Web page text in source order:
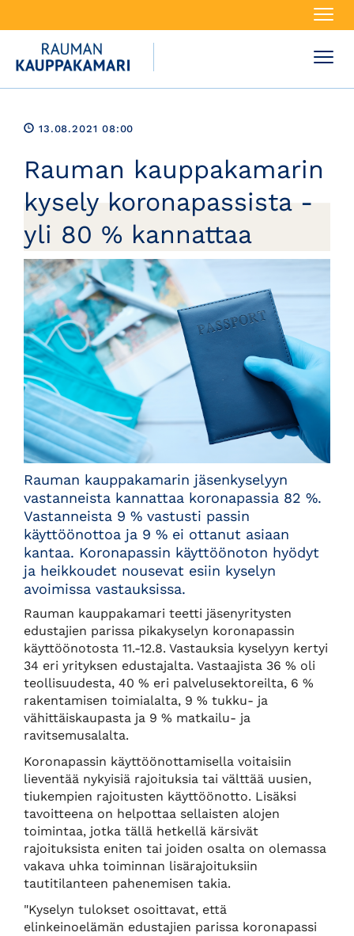
13.08.2021 08:00
Rauman kauppakamarin
kysely koronapassista -
yli 80 % kannattaa
Rauman kauppakamarin jäsenkyselyyn
vastanneista kannattaa koronapassia 82 %.
Vastanneista 9 % vastusti passin
käyttöönottoa ja 9 % ei ottanut asiaan
kantaa. Koronapassin käyttöönoton hyödyt
ja heikkoudet nousevat esiin kyselyn
avoimissa vastauksissa.
Rauman kauppakamari teetti jäsenyritysten
edustajien parissa pikakyselyn koronapassin
käyttöönotosta 11.-12.8. Vastauksia kyselyyn kertyi
34 eri yrityksen edustajalta. Vastaajista 36 % oli
teollisuudesta, 40 % eri palvelusektoreilta, 6 %
rakentamisen toimialalta, 9 % tukku- ja
vähittäiskaupasta ja 9 % matkailu- ja
ravitsemusalalta.
Koronapassin käyttöönottamisella voitaisiin
lieventää nykyisiä rajoituksia tai välttää uusien,
tiukempien rajoitusten käyttöönotto. Lisäksi
tavoitteena on helpottaa sellaisten alojen
toimintaa, jotka tällä hetkellä kärsivät
rajoituksista eniten tai joiden osalta on olemassa
vakava uhka toiminnan lisärajoituksiin
tautitilanteen pahenemisen takia.
"Kyselyn tulokset osoittavat, että
elinkeinoelämän edustajien parissa koronapassi